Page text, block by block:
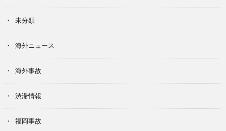
未分類
海外ニュース
海外事故
渋滞情報
福岡事故